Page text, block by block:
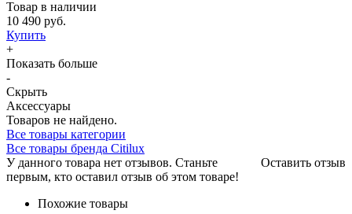
Товар в наличии
10 490 руб.
Купить
+
Показать больше
-
Скрыть
Аксессуары
Товаров не найдено.
Все товары категории
Все товары бренда Citilux
Оставить отзыв
У данного товара нет отзывов. Станьте
первым, кто оставил отзыв об этом товаре!
Похожие товары